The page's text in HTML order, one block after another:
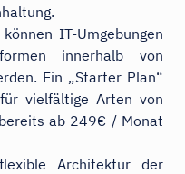
IT-Umgebungen
innerhalb von
Ein „Starter Plan“
vielfältige Arten von
ab 249€ / Monat
Architektur der